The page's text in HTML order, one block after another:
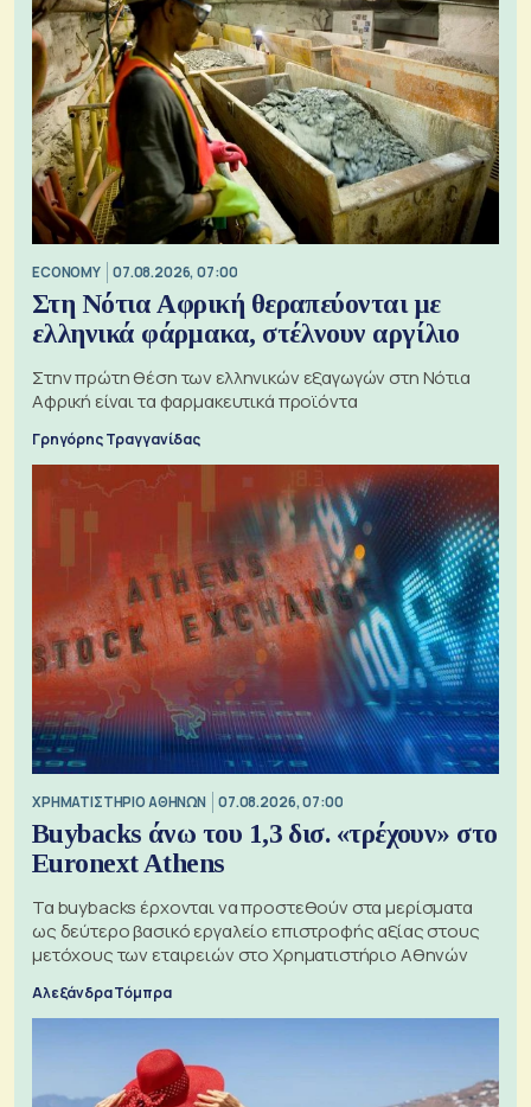
ECONOMY 07.08.2026, 07:00
Στη Νότια Αφρική θεραπεύονται με
ελληνικά φάρμακα, στέλνουν αργίλιο
Στην πρώτη θέση των ελληνικών εξαγωγών στη Νότια
Αφρική είναι τα φαρμακευτικά προϊόντα
Γρηγόρης Τραγγανίδας
XΡΗΜΑΤΙΣΤΗΡΙΟ ΑΘΗΝΩΝ 07.08.2026, 07:00
Buybacks άνω του 1,3 δισ. «τρέχουν» στο
Euronext Athens
Τα buybacks έρχονται να προστεθούν στα μερίσματα
ως δεύτερο βασικό εργαλείο επιστροφής αξίας στους
μετόχους των εταιρειών στο Χρηματιστήριο Αθηνών
Αλεξάνδρα Τόμπρα